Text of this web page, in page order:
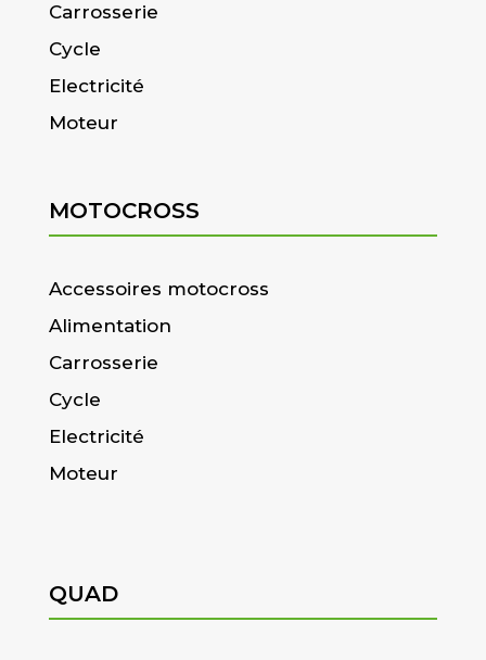
Carrosserie
Cycle
Electricité
Moteur
MOTOCROSS
Accessoires motocross
Alimentation
Carrosserie
Cycle
Electricité
Moteur
QUAD